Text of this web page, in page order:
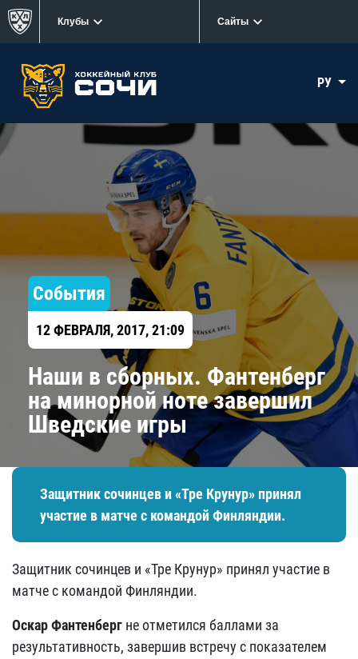
Клубы Сайты
РУ
События
12 ФЕВРАЛЯ, 2017, 21:09
Наши в сборных. Фантенберг
на минорной ноте завершил
Шведские игры
Защитник сочинцев и «Тре Крунур» принял
участие в матче с командой Финляндии.
Защитник сочинцев и «Тре Крунур» принял участие в
матче с командой Финляндии.
Оскар Фантенберг не отметился баллами за
результативность, завершив встречу с показателем